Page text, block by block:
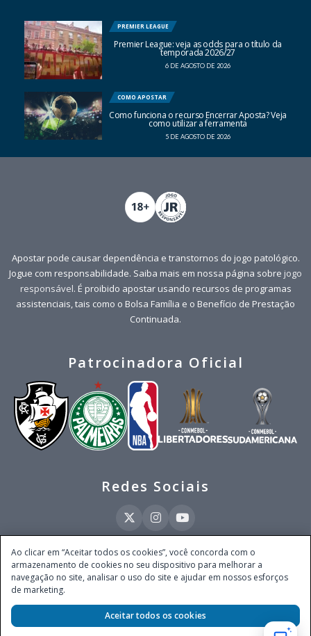
PREMIER LEAGUE
Premier League: veja as odds para o título da
temporada 2026/27
6 DE AGOSTO DE 2026
COMO APOSTAR
Como funciona o recurso Encerrar Aposta? Veja
como utilizar a ferramenta
5 DE AGOSTO DE 2026
Apostar pode causar dependência e transtornos do jogo patológico.
Jogue com responsabilidade. Saiba mais em nossa página sobre jogo
responsável. É proibido apostar usando recursos de programas
assistenciais, tais como o Bolsa Família e o Benefício de Prestação
Continuada.
Patrocinadora Oficial
Redes Sociais
Este site é operado pela Ventmear Brasil LTDA (CNPJ 52.868.380/0001-84), com
endereço na Avenida Brigadeiro Faria Lima, nº 4.055, 3º andar, Itaim Bibi, no
Município de São Paulo, Estado de São Paulo, CEP 04538-133, Brasil - empresa
Secretaria de Prêmios e Apostas do Ministério da Fazenda, conforme Portaria nº
247, de 07.02.2025, publicada no DOU em 11.2.2025.
Ao clicar em “Aceitar todos os cookies”, você concorda com o
armazenamento de cookies no seu dispositivo para melhorar a
navegação no site, analisar o uso do site e ajudar em nossos esforços
de marketing.
Aceitar todos os cookies